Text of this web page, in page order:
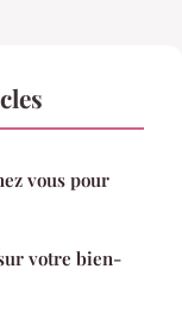
vous pour
votre bien-